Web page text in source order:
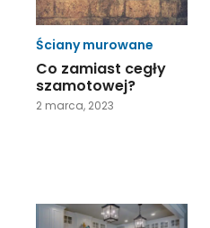
Ściany murowane
Co zamiast cegły
szamotowej?
2 marca, 2023